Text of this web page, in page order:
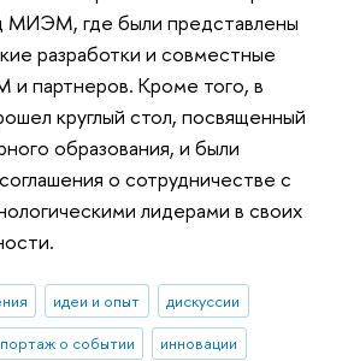
МИЭМ, где были представлены
разработки и совместные
партнеров. Кроме того, в
круглый стол, посвященный
образования, и были
о сотрудничестве с
лидерами в своих
идеи и опыт
дискуссии
о событии
инновации